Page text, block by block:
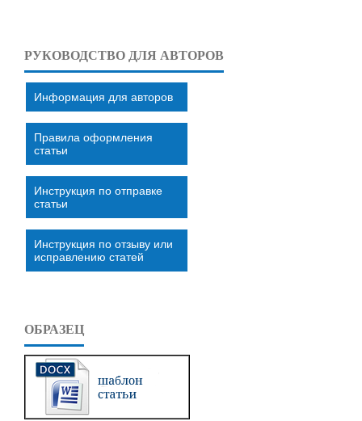
РУКОВОДСТВО ДЛЯ АВТОРОВ
Информация для авторов
Правила оформления
статьи
Инструкция по отправке
статьи
Инструкция по отзыву или
исправлению статей
ОБРАЗЕЦ